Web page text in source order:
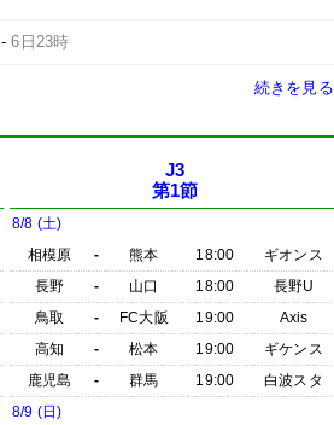
-6日23時
続きを見る
J3
第1節
8/8 (土)
相模原
- 熊本 18:00
ギオンス
長野
- 山口 18:00
長野U
鳥取
- FC大阪 19:00
Axis
高知
- 松本 19:00
ギケンス
鹿児島
- 群馬 19:00
白波スタ
8/9 (日)